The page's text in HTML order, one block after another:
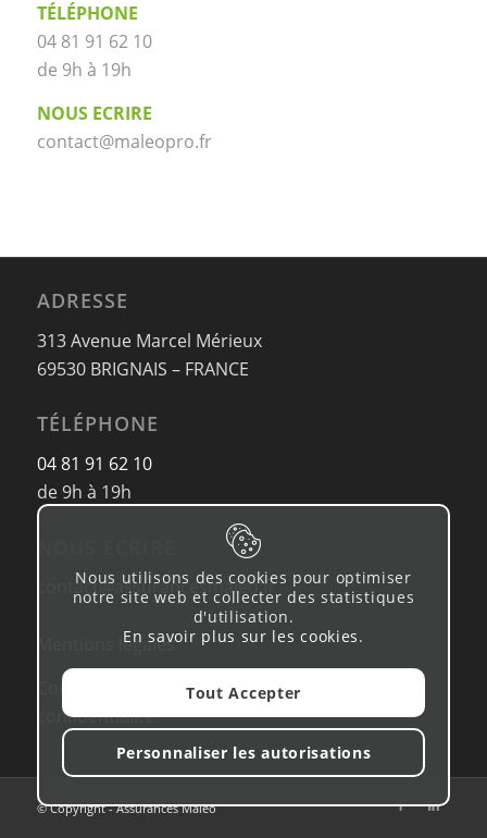
TÉLÉPHONE
04 81 91 62 10
de 9h à 19h
NOUS ECRIRE
contact@maleopro.fr
ADRESSE
313 Avenue Marcel Mérieux
69530 BRIGNAIS – FRANCE
TÉLÉPHONE
04 81 91 62 10
de 9h à 19h
contact@assurancesmaleo.fr
Mentions légales
Conditions d’utilisation & Politique de
confidentialité
© Copyright - Assurances Maleo
Nous utilisons des cookies pour optimiser
notre site web et collecter des statistiques
d'utilisation.
En savoir plus sur les cookies.
Tout Accepter
Personnaliser les autorisations